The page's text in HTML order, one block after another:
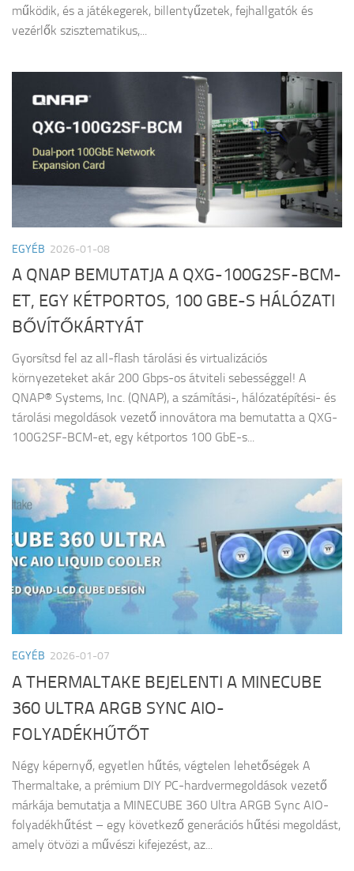
működik, és a játékegerek, billentyűzetek, fejhallgatók és
vezérlők szisztematikus,...
EGYÉB 2026-01-08
A QNAP BEMUTATJA A QXG-100G2SF-BCM-
ET, EGY KÉTPORTOS, 100 GBE-S HÁLÓZATI
BŐVÍTŐKÁRTYÁT
Gyorsítsd fel az all-flash tárolási és virtualizációs
környezeteket akár 200 Gbps-os átviteli sebességgel! A
QNAP® Systems, Inc. (QNAP), a számítási-, hálózatépítési- és
tárolási megoldások vezető innovátora ma bemutatta a QXG-
100G2SF-BCM-et, egy kétportos 100 GbE-s...
EGYÉB 2026-01-07
A THERMALTAKE BEJELENTI A MINECUBE
360 ULTRA ARGB SYNC AIO-
FOLYADÉKHŰTŐT
Négy képernyő, egyetlen hűtés, végtelen lehetőségek A
Thermaltake, a prémium DIY PC-hardvermegoldások vezető
márkája bemutatja a MINECUBE 360 Ultra ARGB Sync AIO-
folyadékhűtést – egy következő generációs hűtési megoldást,
amely ötvözi a művészi kifejezést, az...